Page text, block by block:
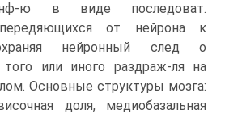
ю в виде последоват.
от нейрона к
нейронный след о
того или иного раздраж-ля на
Основные структуры мозга:
доля, медиобазальная